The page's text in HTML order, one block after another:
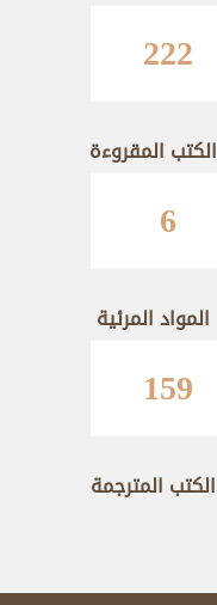
222
الكتب المقروءة
6
المواد المرئية
159
الكتب المترجمة